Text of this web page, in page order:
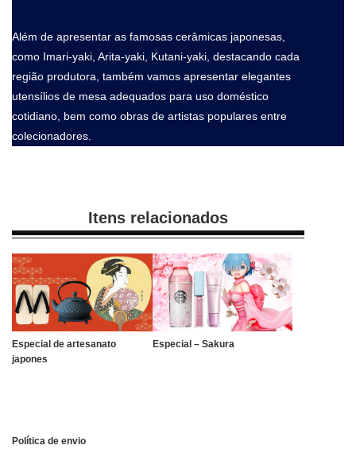
Além de apresentar as famosas cerâmicas japonesas,
como Imari-yaki, Arita-yaki, Kutani-yaki, destacando cada
região produtora, também vamos apresentar elegantes
utensílios de mesa adequados para uso doméstico
cotidiano, bem como obras de artistas populares entre
colecionadores.
Itens relacionados
Especial de artesanato
japones
Especial – Sakura
Política de envio